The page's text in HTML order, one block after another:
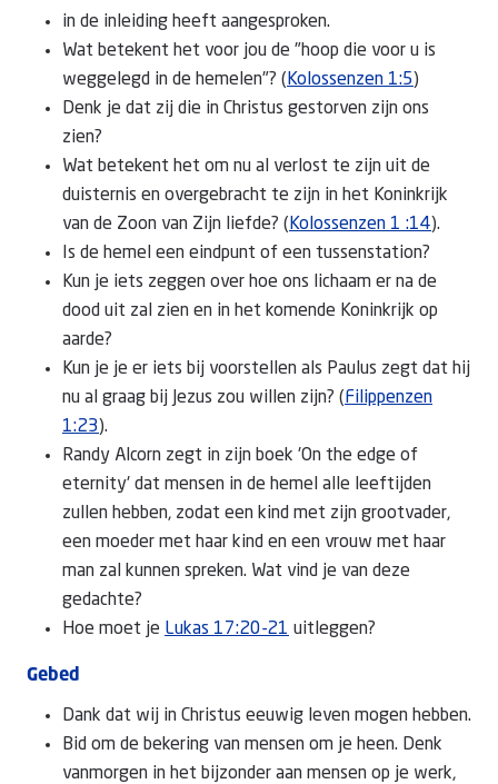
in de inleiding heeft aangesproken.
Wat betekent het voor jou de "hoop die voor u is
weggelegd in de hemelen"? ( Kolossenzen 1:5)
Denk je dat zij die in Christus gestorven zijn ons
zien?
Wat betekent het om nu al verlost te zijn uit de
duisternis en overgebracht te zijn in het Koninkrijk
van de Zoon van Zijn liefde? ( Kolossenzen 1 :14).
Is de hemel een eindpunt of een tussenstation?
Kun je iets zeggen over hoe ons lichaam er na de
dood uit zal zien en in het komende Koninkrijk op
aarde?
Kun je je er iets bij voorstellen als Paulus zegt dat hij
nu al graag bij Jezus zou willen zijn? ( Filippenzen
1:23).
Randy Alcorn zegt in zijn boek 'On the edge of
eternity' dat mensen in de hemel alle leeftijden
zullen hebben, zodat een kind met zijn grootvader,
een moeder met haar kind en een vrouw met haar
man zal kunnen spreken. Wat vind je van deze
gedachte?
Hoe moet je Lukas 17:20-21 uitleggen?
Gebed
Dank dat wij in Christus eeuwig leven mogen hebben.
Bid om de bekering van mensen om je heen. Denk
vanmorgen in het bijzonder aan mensen op je werk,